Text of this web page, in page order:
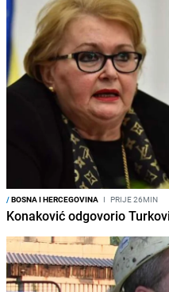
/BOSNA I HERCEGOVINA I PRIJE 26MIN
Konaković odgovorio